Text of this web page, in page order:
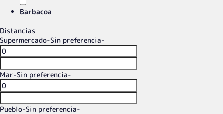
Barbacoa
Distancias
Supermercado-Sin preferencia-
Mar-Sin preferencia-
Pueblo-Sin preferencia-